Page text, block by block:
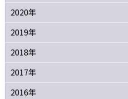
2020年
2019年
2018年
2017年
2016年